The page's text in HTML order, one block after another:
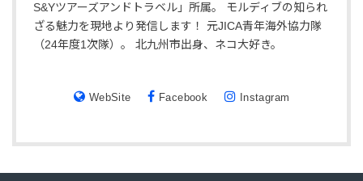
S&Yツアーズアンドトラベル」所属。 モルディブの知られ
ざる魅力を現地より発信します！ 元JICA青年海外協力隊
（24年度1次隊）。 北九州市出身、ネコ大好き。
WebSite Facebook Instagram